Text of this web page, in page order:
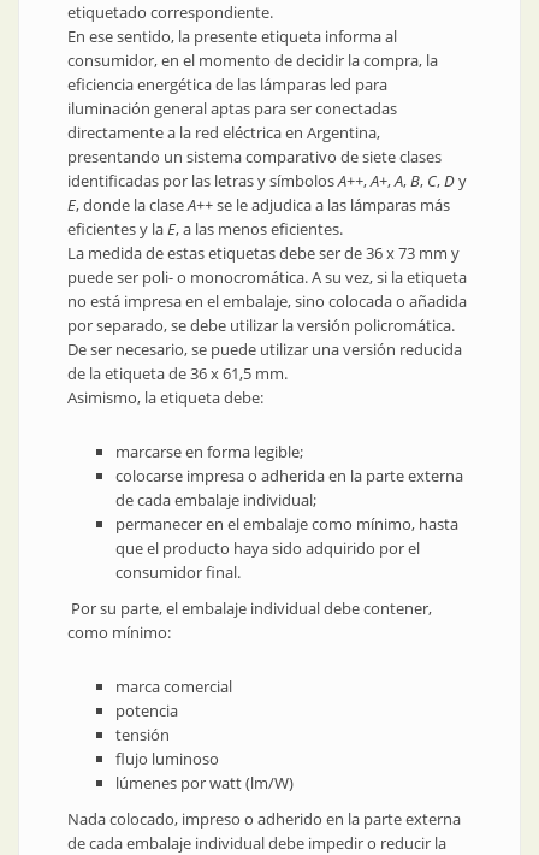
etiquetado correspondiente.
En ese sentido, la presente etiqueta informa al
consumidor, en el momento de decidir la compra, la
eficiencia energética de las lámparas led para
iluminación general aptas para ser conectadas
directamente a la red eléctrica en Argentina,
presentando un sistema comparativo de siete clases
identificadas por las letras y símbolosA++,A+,A,B, C,Dy
E, donde la claseA++se le adjudica a las lámparas más
eficientes y laE, a las menos eficientes.
La medida de estas etiquetas debe ser de 36 x 73 mm y
puede ser poli- o monocromática. A su vez, si la etiqueta
no está impresa en el embalaje, sino colocada o añadida
por separado, se debe utilizar la versión policromática.
De ser necesario, se puede utilizar una versión reducida
de la etiqueta de 36 x 61,5 mm.
Asimismo, la etiqueta debe:
marcarse en forma legible;
colocarse impresa o adherida en la parte externa
de cada embalaje individual;
permanecer en el embalaje como mínimo, hasta
que el producto haya sido adquirido por el
consumidor final.
Por su parte, el embalaje individual debe contener,
como mínimo:
marca comercial
potencia
tensión
flujo luminoso
lúmenes por watt (lm/W)
Nada colocado, impreso o adherido en la parte externa
de cada embalaje individual debe impedir o reducir la